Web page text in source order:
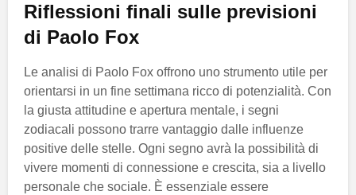
Riflessioni finali sulle previsioni
di Paolo Fox
Le analisi di Paolo Fox offrono uno strumento utile per
orientarsi in un fine settimana ricco di potenzialità. Con
la giusta attitudine e apertura mentale, i segni
zodiacali possono trarre vantaggio dalle influenze
positive delle stelle. Ogni segno avrà la possibilità di
vivere momenti di connessione e crescita, sia a livello
personale che sociale. È essenziale essere